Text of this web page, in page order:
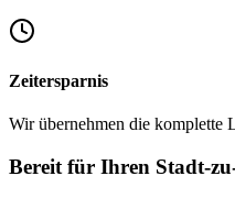
Zeitersparnis
Wir übernehmen die
Bereit für Ihren Stadt-